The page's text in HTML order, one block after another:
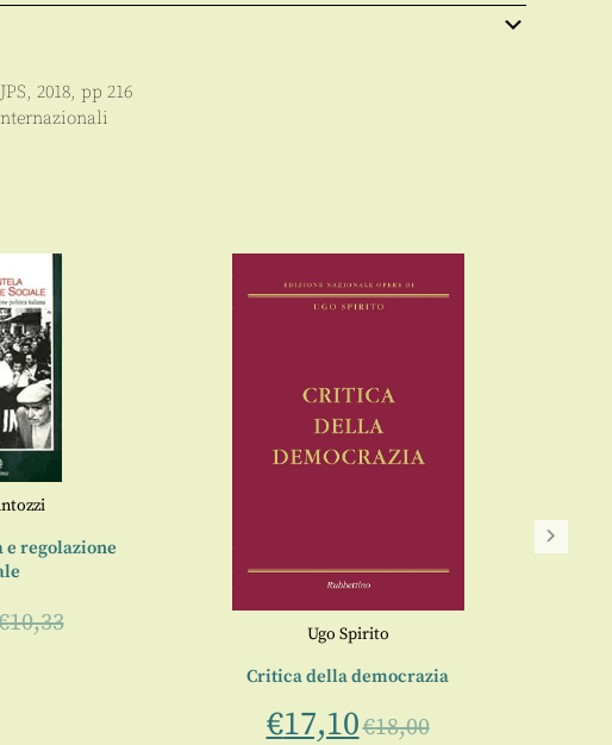
JPS, 2018, pp 216
regolazione
10,33 Ugo Spirito
Critica della democrazia
€17,10€18,00